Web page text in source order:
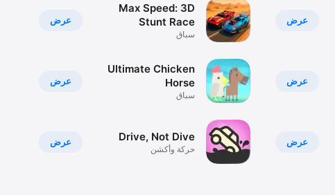
عرض
عرض
عرض
عرض
Max Speed: 3D
Stunt Race
سباق
عرض
Ultimate Chicken
Horse
سباق
عرض Drive, Not Dive
حركة وأكشن